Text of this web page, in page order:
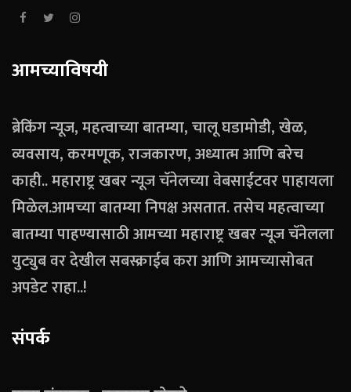
आमच्याविषयी
ब्रेकिंग न्यूज, महत्वाच्या बातम्या, चालू घडामोडी, खेळ,
व्यवसाय, करमणूक, राजकारण, अध्यात्म आणि बरेच
काही.. महाराष्ट्र खबर न्यूज चॅनेलच्या वेबसाईटवर पाहायला
मिळेल.आमच्या बातम्या निपक्ष असतात. तसेच महत्वाच्या
बातम्या पाहण्यासाठी आमच्या महाराष्ट्र खबर न्यूज चॅनेलला
युट्युब वर देखील सबस्क्राईब करा आणि आमच्यासोबत
अपडेट राहा..!
संपर्क